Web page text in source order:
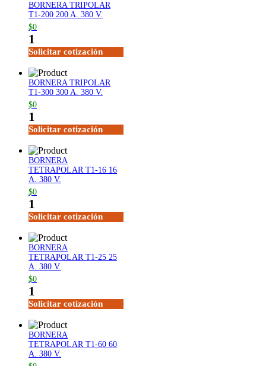
BORNERA TRIPOLAR
T1-200 200 A. 380 V.
$0
1
Solicitar cotización
BORNERA TRIPOLAR
T1-300 300 A. 380 V.
$0
1
Solicitar cotización
BORNERA
TETRAPOLAR T1-16 16
A. 380 V.
$0
1
Solicitar cotización
BORNERA
TETRAPOLAR T1-25 25
A. 380 V.
$0
1
Solicitar cotización
BORNERA
TETRAPOLAR T1-60 60
A. 380 V.